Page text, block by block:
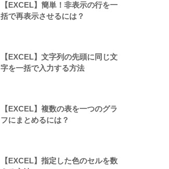
【EXCEL】簡単！非表示の行を一
括で再表示させるには？
【EXCEL】文字列の先頭に同じ文
字を一括で入力する方法
【EXCEL】複数の表を一つのグラ
フにまとめるには？
【EXCEL】指定した色のセルを数